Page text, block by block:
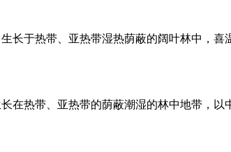
长于热带、亚热带湿热荫蔽的阔叶林中，
在热带、亚热带的荫蔽潮湿的林中地带，